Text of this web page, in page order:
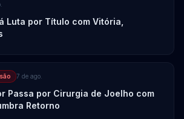
Luta por Título com Vitória,
7 de ago.
Passa por Cirurgia de Joelho com
Retorno